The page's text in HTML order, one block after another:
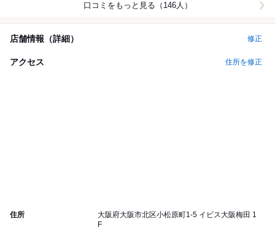
口コミをもっと見る（146人）
店舗情報（詳細） 修正
アクセス 住所を修正
住所
大阪府大阪市北区小松原町1-5 イビス大阪梅田 1
F